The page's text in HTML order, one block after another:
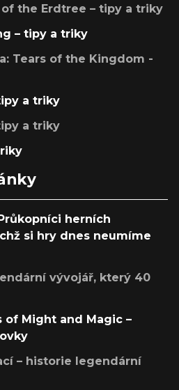
of the Erdtree – tipy a triky
– tipy a triky
Tears of the Kingdom -
a triky
a triky
herních
si hry dnes neumíme
vývojář, který 40
of Might and Magic –
– historie legendární